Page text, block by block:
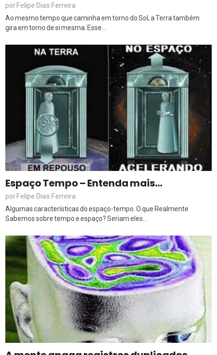
porFelipe Dias Ferreira
Ao mesmo tempo que caminha em torno do Sol, a Terra também
gira em torno de si mesma. Esse...
Espaço Tempo – Entenda mais…
porFelipe Dias Ferreira
Algumas características do espaço-tempo. O que Realmente
Sabemos sobre tempo e espaço? Seriam eles...